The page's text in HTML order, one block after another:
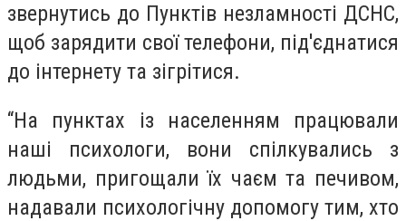
звернутись до Пунктів незламності ДСНС,
щоб зарядити свої телефони, під'єднатися
до інтернету та зігрітися.
“На пунктах із населенням працювали
наші психологи, вони спілкувались з
людьми, пригощали їх чаєм та печивом,
надавали психологічну допомогу тим, хто